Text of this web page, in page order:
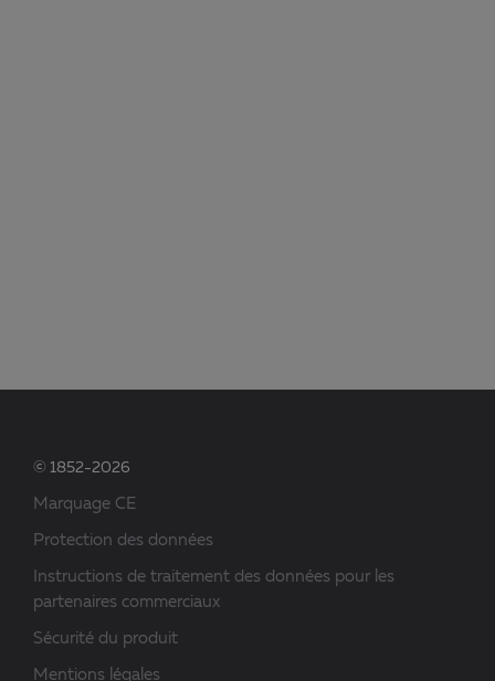
© 1852-2026
Marquage CE
Protection des données
Instructions de traitement des données pour les
partenaires commerciaux
Sécurité du produit
Mentions légales